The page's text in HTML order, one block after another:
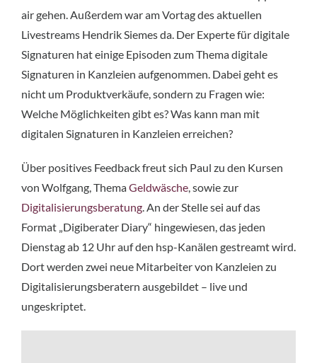
air gehen. Außerdem war am Vortag des aktuellen
Livestreams Hendrik Siemes da. Der Experte für digitale
Signaturen hat einige Episoden zum Thema digitale
Signaturen in Kanzleien aufgenommen. Dabei geht es
nicht um Produktverkäufe, sondern zu Fragen wie:
Welche Möglichkeiten gibt es? Was kann man mit
digitalen Signaturen in Kanzleien erreichen?
Über positives Feedback freut sich Paul zu den Kursen
von Wolfgang, ThemaGeldwäsche , sowie zur
Digitalisierungsberatung . An der Stelle sei auf das
Format „Digiberater Diary“ hingewiesen, das jeden
Dienstag ab 12 Uhr auf den hsp-Kanälen gestreamt wird.
Dort werden zwei neue Mitarbeiter von Kanzleien zu
Digitalisierungsberatern ausgebildet – live und
ungeskriptet.